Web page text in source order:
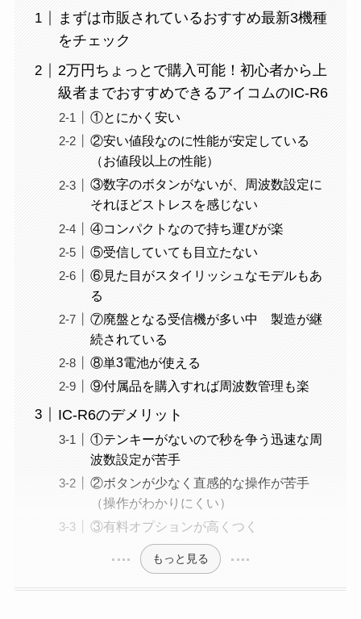
まずは市販されているおすすめ最新3機種
をチェック
2万円ちょっとで購入可能！初心者から上
級者までおすすめできるアイコムのIC-R6
①とにかく安い
②安い値段なのに性能が安定している
（お値段以上の性能）
③数字のボタンがないが、周波数設定に
それほどストレスを感じない
④コンパクトなので持ち運びが楽
⑤受信していても目立たない
⑥見た目がスタイリッシュなモデルもあ
る
⑦廃盤となる受信機が多い中 製造が継
続されている
⑧単3電池が使える
⑨付属品を購入すれば周波数管理も楽
IC-R6のデメリット
①テンキーがないので秒を争う迅速な周
波数設定が苦手
②ボタンが少なく直感的な操作が苦手
（操作がわかりにくい）
③有料オプションが高くつく
もっと見る